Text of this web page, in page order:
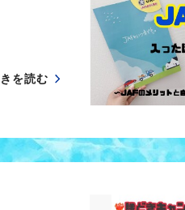
を読む